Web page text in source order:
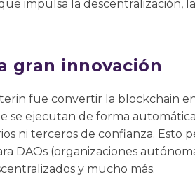
impulsa la descentralización,
gran innovación
fue convertir la blockchain
se ejecutan de forma
ni terceros de confianza. Esto
DAOs (organizaciones
y mucho más.